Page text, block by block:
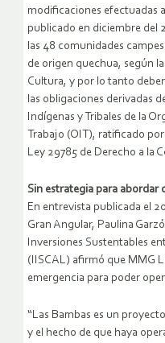
modificaciones efectuadas
publicado en diciembre del
las 48 comunidades
de origen quechua, según
Cultura, y por lo tanto
las obligaciones derivadas
Indígenas y Tribales de la
Trabajo (OIT), ratificado
Ley 29785 de Derecho a la
Sin estrategia para abordar
En entrevista publicada el
Gran Angular, Paulina
Inversiones Sustentables
(IISCAL) afirmó que MMG
emergencia para poder
“Las Bambas es un
y el hecho de que haya